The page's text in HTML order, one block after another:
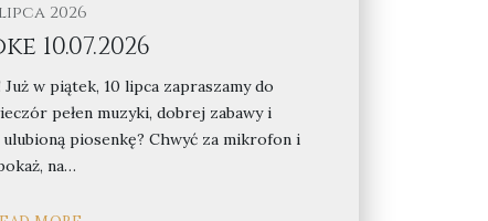
2026
10.07.2026
w piątek, 10 lipca zapraszamy do
pełen muzyki, dobrej zabawy i
piosenkę? Chwyć za mikrofon i
na…